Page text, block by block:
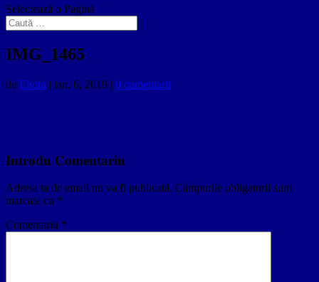
Selectează o Pagină
IMG_1465
de Elvira | ian. 6, 2019 | 0 comentarii
Introdu Comentariu
Adresa ta de email nu va fi publicată. Câmpurile obligatorii sunt
marcate cu *
Comentariu *